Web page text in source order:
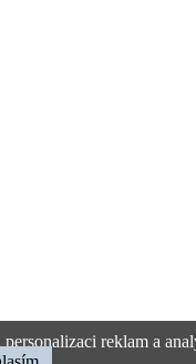
reklam a